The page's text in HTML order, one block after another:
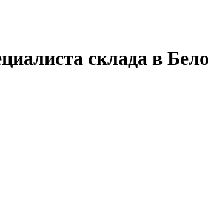
склада в